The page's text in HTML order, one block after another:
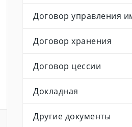
Договор управления
Договор хранения
Договор цессии
Докладная
Другие документы